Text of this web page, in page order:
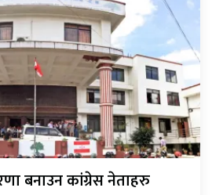
बनाउन कांग्रेस नेताहरु